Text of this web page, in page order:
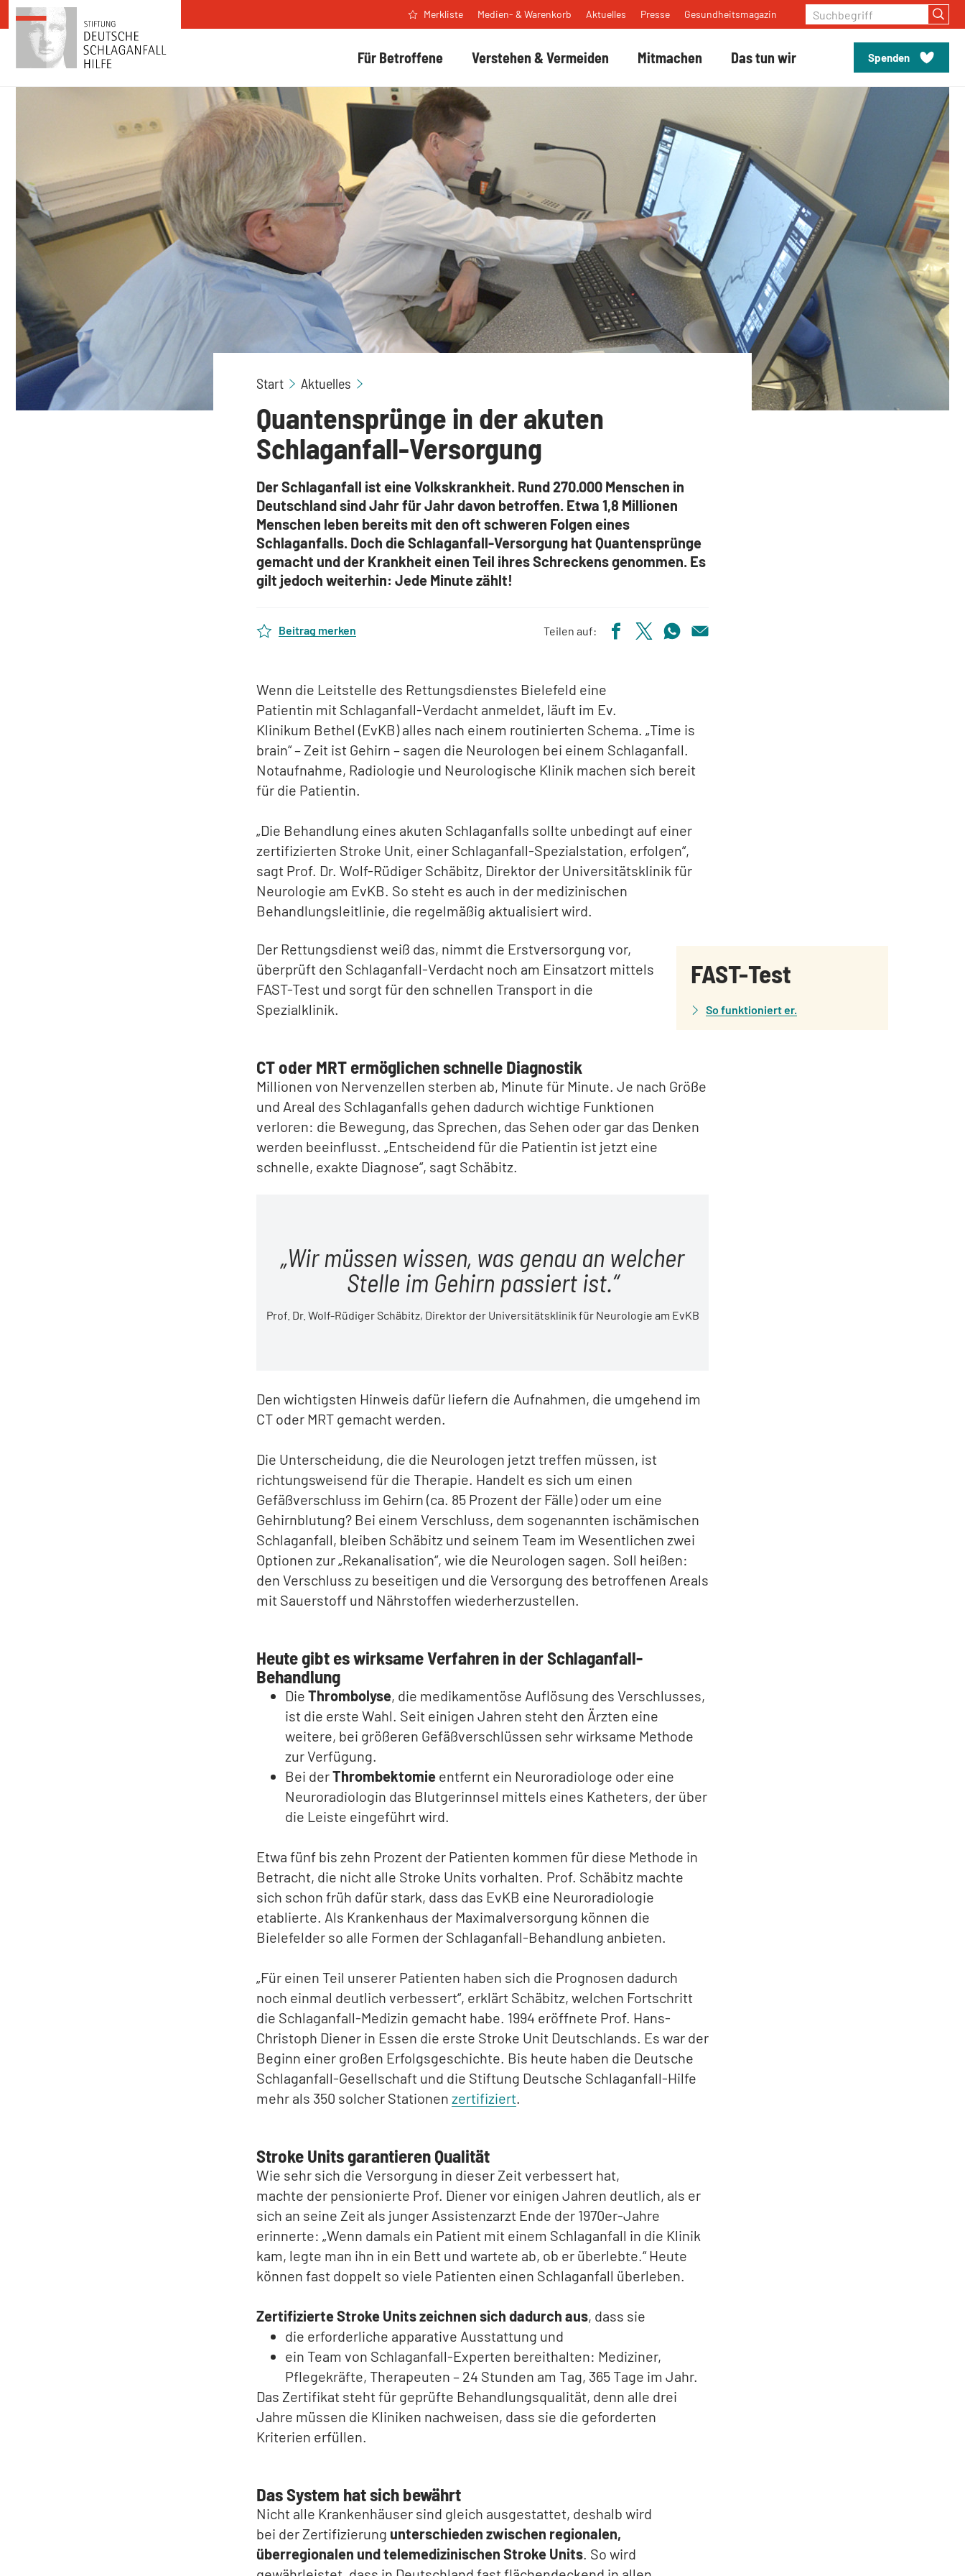
Zum Inhalt springen
Für Betroffene Verstehen & Vermeiden Mitmachen Das tun wir Spenden
Merkliste Medien- & Warenkorb Aktuelles Presse Gesundheitsmagazin Suchbegriff
Start Aktuelles
Quantensprünge in der akuten
Schlaganfall-Versorgung
Der Schlaganfall ist eine Volkskrankheit. Rund 270.000 Menschen in
Deutschland sind Jahr für Jahr davon betroffen. Etwa 1,8 Millionen
Menschen leben bereits mit den oft schweren Folgen eines
Schlaganfalls. Doch die Schlaganfall-Versorgung hat Quantensprünge
gemacht und der Krankheit einen Teil ihres Schreckens genommen. Es
gilt jedoch weiterhin: Jede Minute zählt!
Beitrag merken Teilen auf:
Wenn die Leitstelle des Rettungsdienstes Bielefeld eine
Patientin mit Schlaganfall-Verdacht anmeldet, läuft im Ev.
Klinikum Bethel (EvKB) alles nach einem routinierten Schema. „Time is
brain“ – Zeit ist Gehirn – sagen die Neurologen bei einem Schlaganfall.
Notaufnahme, Radiologie und Neurologische Klinik machen sich bereit
für die Patientin.
„Die Behandlung eines akuten Schlaganfalls sollte unbedingt auf einer
zertifizierten Stroke Unit, einer Schlaganfall-Spezialstation, erfolgen“,
sagt Prof. Dr. Wolf-Rüdiger Schäbitz, Direktor der Universitätsklinik für
Neurologie am EvKB. So steht es auch in der medizinischen
Behandlungsleitlinie, die regelmäßig aktualisiert wird.
FAST-Test
So funktioniert er.
Der Rettungsdienst weiß das, nimmt die Erstversorgung vor,
überprüft den Schlaganfall-Verdacht noch am Einsatzort mittels
FAST-Test und sorgt für den schnellen Transport in die
Spezialklinik.
CT oder MRT ermöglichen schnelle Diagnostik
Millionen von Nervenzellen sterben ab, Minute für Minute. Je nach Größe
und Areal des Schlaganfalls gehen dadurch wichtige Funktionen
verloren: die Bewegung, das Sprechen, das Sehen oder gar das Denken
werden beeinflusst. „Entscheidend für die Patientin ist jetzt eine
schnelle, exakte Diagnose“, sagt Schäbitz.
Wir müssen wissen, was genau an welcher
Stelle im Gehirn passiert ist.
Prof. Dr. Wolf-Rüdiger Schäbitz, Direktor der Universitätsklinik für Neurologie am EvKB
Den wichtigsten Hinweis dafür liefern die Aufnahmen, die umgehend im
CT oder MRT gemacht werden.
Die Unterscheidung, die die Neurologen jetzt treffen müssen, ist
richtungsweisend für die Therapie. Handelt es sich um einen
Gefäßverschluss im Gehirn (ca. 85 Prozent der Fälle) oder um eine
Gehirnblutung? Bei einem Verschluss, dem sogenannten ischämischen
Schlaganfall, bleiben Schäbitz und seinem Team im Wesentlichen zwei
Optionen zur „Rekanalisation“, wie die Neurologen sagen. Soll heißen:
den Verschluss zu beseitigen und die Versorgung des betroffenen Areals
mit Sauerstoff und Nährstoffen wiederherzustellen.
Heute gibt es wirksame Verfahren in der Schlaganfall-
Behandlung
Die Thrombolyse, die medikamentöse Auflösung des Verschlusses,
ist die erste Wahl. Seit einigen Jahren steht den Ärzten eine
weitere, bei größeren Gefäßverschlüssen sehr wirksame Methode
zur Verfügung.
Bei derThrombektomie entfernt ein Neuroradiologe oder eine
Neuroradiologin das Blutgerinnsel mittels eines Katheters, der über
die Leiste eingeführt wird.
Etwa fünf bis zehn Prozent der Patienten kommen für diese Methode in
Betracht, die nicht alle Stroke Units vorhalten. Prof. Schäbitz machte
sich schon früh dafür stark, dass das EvKB eine Neuroradiologie
etablierte. Als Krankenhaus der Maximalversorgung können die
Bielefelder so alle Formen der Schlaganfall-Behandlung anbieten.
„Für einen Teil unserer Patienten haben sich die Prognosen dadurch
noch einmal deutlich verbessert“, erklärt Schäbitz, welchen Fortschritt
die Schlaganfall-Medizin gemacht habe. 1994 eröffnete Prof. Hans-
Christoph Diener in Essen die erste Stroke Unit Deutschlands. Es war der
Beginn einer großen Erfolgsgeschichte. Bis heute haben die Deutsche
Schlaganfall-Gesellschaft und die Stiftung Deutsche Schlaganfall-Hilfe
mehr als 350 solcher Stationen zertifiziert.
Stroke Units garantieren Qualität
Wie sehr sich die Versorgung in dieser Zeit verbessert hat,
machte der pensionierte Prof. Diener vor einigen Jahren deutlich, als er
sich an seine Zeit als junger Assistenzarzt Ende der 1970er-Jahre
erinnerte: „Wenn damals ein Patient mit einem Schlaganfall in die Klinik
kam, legte man ihn in ein Bett und wartete ab, ob er überlebte.“ Heute
können fast doppelt so viele Patienten einen Schlaganfall überleben.
Zertifizierte Stroke Units zeichnen sich dadurch aus, dass sie
die erforderliche apparative Ausstattung und
ein Team von Schlaganfall-Experten bereithalten: Mediziner,
Pflegekräfte, Therapeuten – 24 Stunden am Tag, 365 Tage im Jahr.
Das Zertifikat steht für geprüfte Behandlungsqualität, denn alle drei
Jahre müssen die Kliniken nachweisen, dass sie die geforderten
Kriterien erfüllen.
Das System hat sich bewährt
Nicht alle Krankenhäuser sind gleich ausgestattet, deshalb wird
bei der Zertifizierung unterschieden zwischen regionalen,
überregionalen und telemedizinischen Stroke Units. So wird